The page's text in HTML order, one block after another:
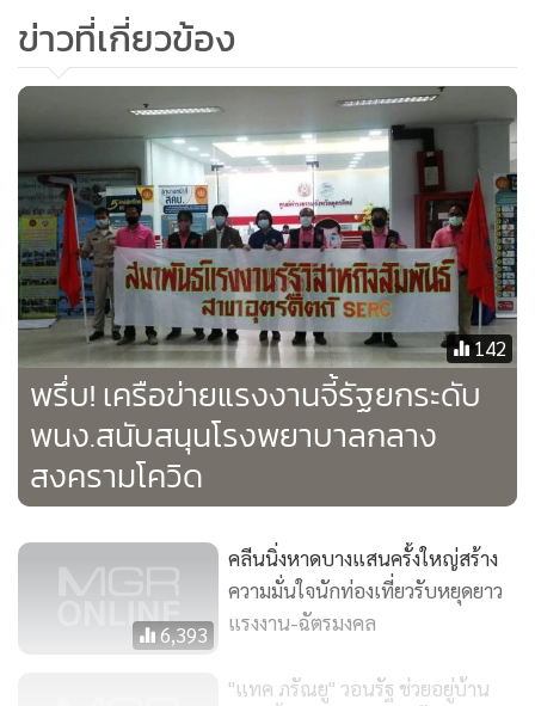
ข่าวที่เกี่ยวข้อง
142
พรึ่บ! เครือข่ายแรงงานจี้รัฐยกระดับ
พนง.สนับสนุนโรงพยาบาลกลาง
สงครามโควิด
6,393
คลีนนิ่งหาดบางแสนครั้งใหญ่สร้าง
ความมั่นใจนักท่องเที่ยวรับหยุดยาว
แรงงาน-ฉัตรมงคล
"แทค ภรัณยู" วอนรัฐ ช่วยอยู่บ้าน